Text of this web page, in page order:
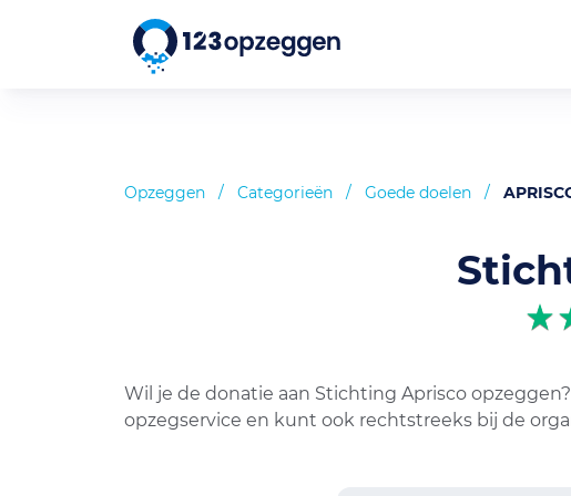
Opzeggen / Categorieën / Goede doelen /
Wil je de donatie aan Stichting Aprisco
opzegservice en kunt ook rechtstreeks bij de